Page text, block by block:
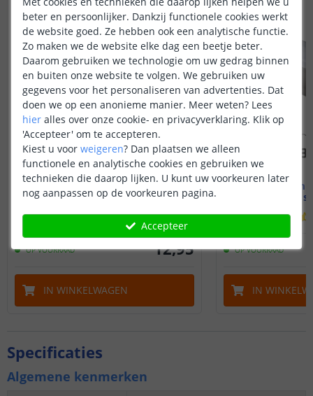
1M - compleet profiel
Opbouw - smal en hoog
(11 reviews)
OP VOORRAAD 12,95
IN WINKELWAGEN
1M -
Inbouw -
OP VOORRAAD
IN
Specificaties
Algemene kenmerken
beter en persoonlijker. Dankzij functionele cookies werkt
de website goed. Ze hebben ook een analytische functie.
Zo maken we de website elke dag een beetje beter.
Daarom gebruiken we technologie om uw gedrag binnen
en buiten onze website te volgen. We gebruiken uw
gegevens voor het personaliseren van advertenties. Dat
doen we op een anonieme manier. Meer weten? Lees
hier alles over onze cookie- en privacyverklaring. Klik op
'Accepteer' om te accepteren.
Kiest u voor weigeren? Dan plaatsen we alleen
functionele en analytische cookies en gebruiken we
technieken die daarop lijken. U kunt uw voorkeuren later
nog aanpassen op de voorkeuren pagina.
Accepteer